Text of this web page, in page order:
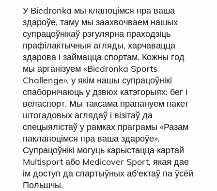
У Biedronka мы клапоцімся пра ваша
здароўе, таму мы заахвочваем нашых
супрацоўнікаў рэгулярна праходзіць
прафілактычныя агляды, харчавацца
здарова і займацца спортам. Кожны год
мы арганізуем «Biedronka Sports
Challenge», у якім нашы супрацоўнікі
спаборнічаюць у дзвюх катэгорыях: бег і
веласпорт. Мы таксама прапануем пакет
штогадовых аглядаў і візітаў да
спецыялістаў у рамках праграмы «Разам
паклапоцімся пра ваша здароўе».
Супрацоўнікі могуць карыстацца картай
Multisport або Medicover Sport, якая дае
ім доступ да спартыўных аб'ектаў па ўсёй
Польшчы.